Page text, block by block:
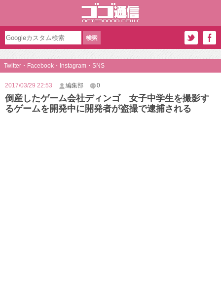
Twitter・Facebook・Instagram・SNS
2017/03/29 22:53 編集部 0
倒産したゲーム会社ディンゴ 女子中学生を撮影す
るゲームを開発中に開発者が盗撮で逮捕される